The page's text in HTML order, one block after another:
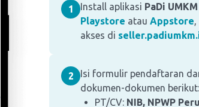
1 Install aplikasi PaDi UMKM
Playstore atau Appstore
akses di
2
Isi formulir pendaftaran
dokumen-dokumen berikut:
PT/CV: NIB, NPWP